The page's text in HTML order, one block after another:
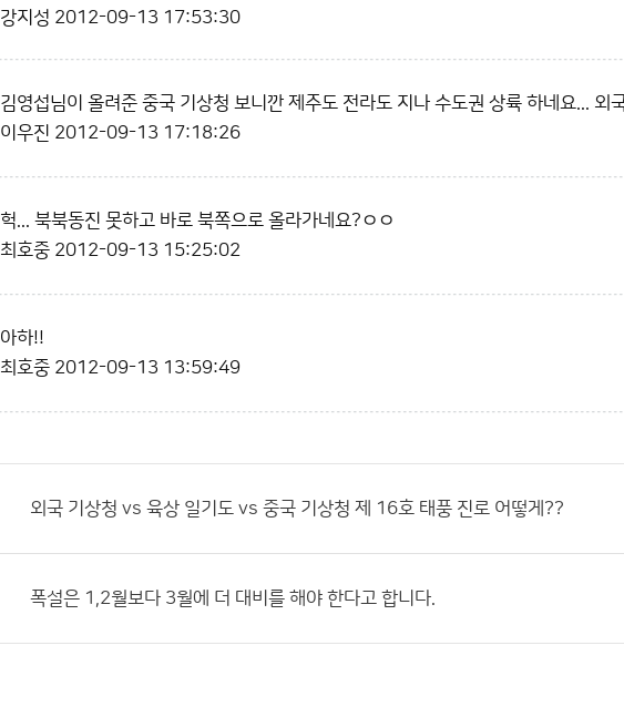
강지성 2012-09-13 17:53:30
김영섭님이 올려준 중국 기상청 보니깐 제주도 전라도 지나 수도권 상륙 하네요... 외
이우진 2012-09-13 17:18:26
헉... 북북동진 못하고 바로 북쪽으로 올라가네요?ㅇㅇ
최호중 2012-09-13 15:25:02
아하!!
최호중 2012-09-13 13:59:49
외국 기상청 vs 육상 일기도 vs 중국 기상청 제 16호 태풍 진로 어떻게??
폭설은 1,2월보다 3월에 더 대비를 해야 한다고 합니다.